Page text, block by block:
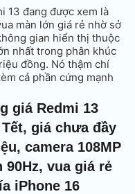
13 đang được xem là
màn lớn giá rẻ nhờ sở
gian hiển thị thuộc
nhất trong phân khúc
đồng. Nó thậm chí
cả phần cứng mạnh
giá Redmi 13
giá chưa đầy
camera 108MP
90Hz, vua giá rẻ
iPhone 16